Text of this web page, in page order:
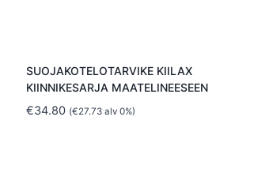
SUOJAKOTELOTARVIKE KIILAX
KIINNIKESARJA MAATELINEESEEN
€34.80 (€27.73 alv 0%)